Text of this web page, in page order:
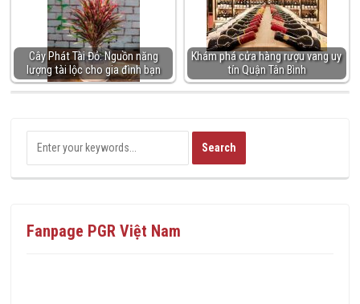
Cây Phát Tài Đỏ: Nguồn năng
lượng tài lộc cho gia đình bạn
Khám phá cửa hàng rượu vang uy
tín Quận Tân Bình
Fanpage PGR Việt Nam